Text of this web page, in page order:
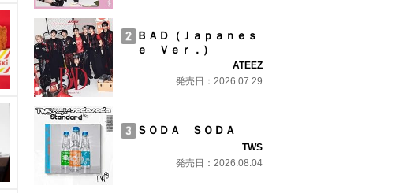
ＢＡＤ（Ｊａｐａｎｅｓ
ｅ Ｖｅｒ．）
ATEEZ
発売日：2026.07.29
ＳＯＤＡ ＳＯＤＡ
TWS
発売日：2026.08.04